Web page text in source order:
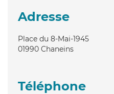
Adresse
Place du 8-Mai-1945
01990 Chaneins
Téléphone